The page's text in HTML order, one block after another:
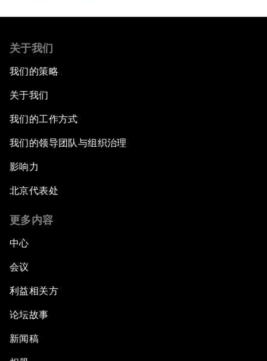
关于我们
我们的策略
关于我们
我们的工作方式
我们的领导团队与组织治理
影响力
北京代表处
更多内容
中心
会议
利益相关方
论坛故事
新闻稿